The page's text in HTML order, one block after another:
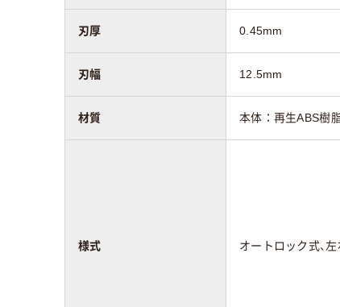
刃厚 0.45mm
刃幅 12.5mm
材質 本体：再生ABS樹
様式 オートロック式、